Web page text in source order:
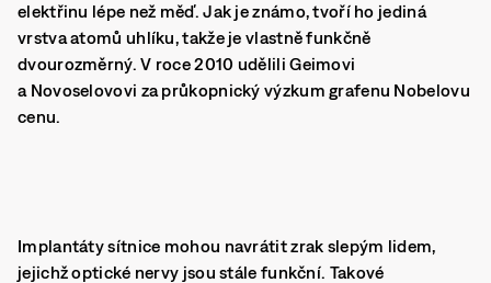
elektřinu lépe než měď. Jak je známo, tvoří ho jediná
vrstva atomů uhlíku, takže je vlastně funkčně
dvourozměrný. V roce 2010 udělili Geimovi
a Novoselovovi za průkopnický výzkum grafenu Nobelovu
cenu.
Implantáty sítnice mohou navrátit zrak slepým lidem,
jejichž optické nervy jsou stále funkční. Takové